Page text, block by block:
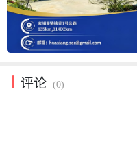
评论 (0)